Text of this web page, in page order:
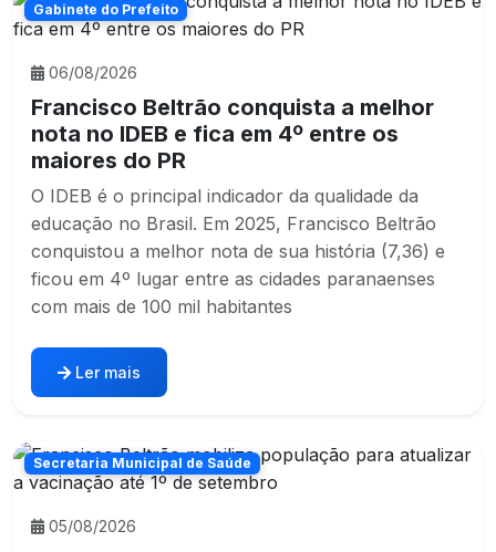
Gabinete do Prefeito
06/08/2026
Francisco Beltrão conquista a melhor
nota no IDEB e fica em 4º entre os
maiores do PR
O IDEB é o principal indicador da qualidade da
educação no Brasil. Em 2025, Francisco Beltrão
conquistou a melhor nota de sua história (7,36) e
ficou em 4º lugar entre as cidades paranaenses
com mais de 100 mil habitantes
Ler mais
Secretaria Municipal de Saúde
05/08/2026